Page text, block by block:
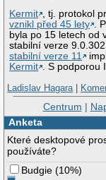
Kermit , tj. protokol
vznikl před 45 lety .
byla po 15 letech od
stabilní verze
stabilní verze 11
Kermit . S podporou
Ladislav Hagara|
Centrum |
Anketa
Které desktopové
používáte?
Budgie (10%)